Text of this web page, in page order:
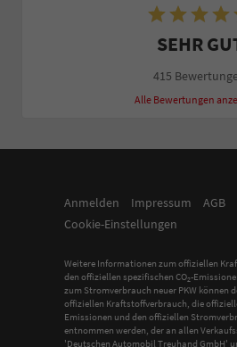
SEHR
415
Alle Bewertungen
Anmelden Impressum AGB
Cookie-Einstellungen
Weitere Informationen zum offiziellen
den offiziellen spezifischen CO2-
zum Stromverbrauch neuer PKW können
offiziellen Kraftstoffverbrauch, die
Emissionen und den offiziellen
entnommen werden, der an allen
'Deutschen Automobil Treuhand GmbH'